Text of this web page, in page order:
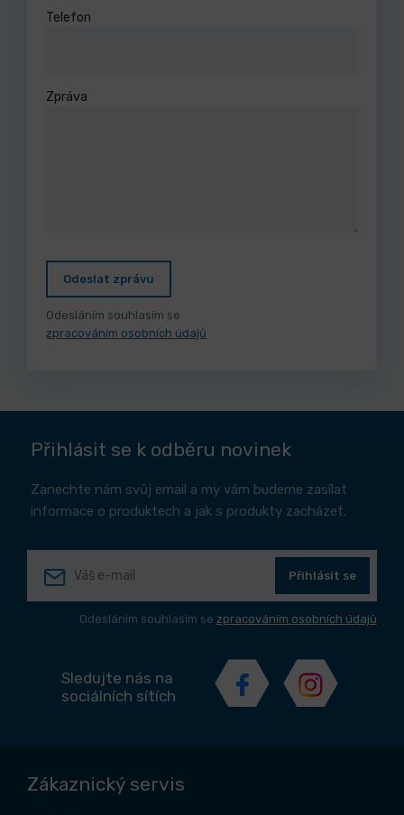
Telefon
Zpráva
Odeslat zprávu
Odesláním souhlasím se
zpracováním osobních údajů
Přihlásit se k odběru novinek
Zanechte nám svůj email a my vám budeme zasílat
informace o produktech a jak s produkty zacházet.
Přihlásit se
Odesláním souhlasím se zpracováním osobních údajů
Sledujte nás na
sociálních sítích
Zákaznický servis